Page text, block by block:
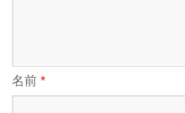
名前*